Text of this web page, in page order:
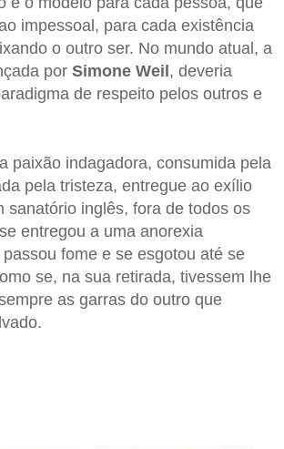
impessoal, para cada existência
o outro ser. No mundo atual, a
por Simone Weil, deveria
de respeito pelos outros e
paixão indagadora, consumida pela
pela tristeza, entregue ao exílio
sanatório inglês, fora de todos os
se entregou a uma anorexia
fome e se esgotou até se
se, na sua retirada, tivessem lhe
as garras do outro que